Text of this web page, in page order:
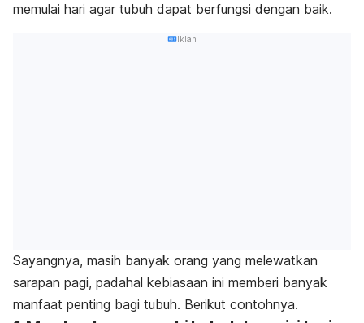
memulai hari agar tubuh dapat berfungsi dengan baik.
Iklan
Sayangnya, masih banyak orang yang melewatkan
sarapan pagi, padahal kebiasaan ini memberi banyak
manfaat penting bagi tubuh. Berikut contohnya.